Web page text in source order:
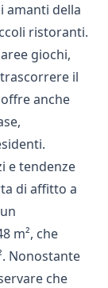
amanti della
ristoranti.
giochi,
il
anche
e tendenze
di affitto a
m², che
Nonostante
che